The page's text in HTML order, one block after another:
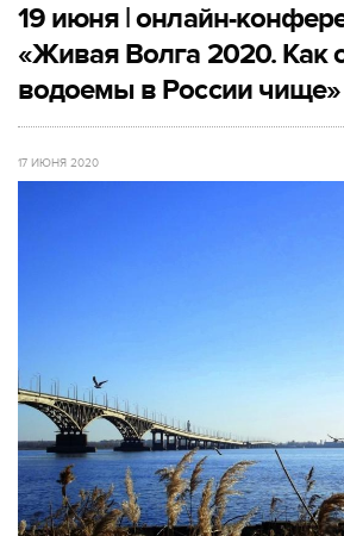
19 июня | онлайн-
«Живая Волга 2020. Как
водоемы в России чище»
17 ИЮНЯ 2020